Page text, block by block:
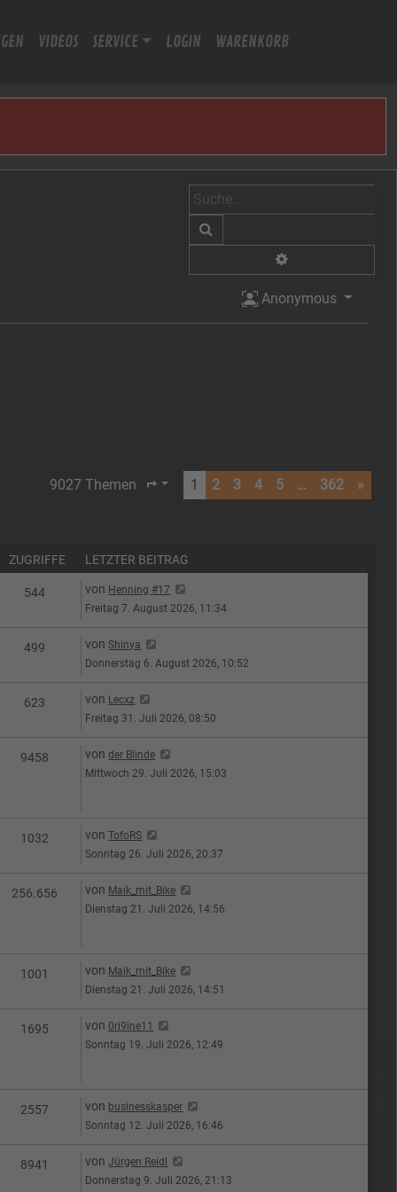
VIDEOS SERVICE LOGIN WARENKORB
Anonymous
9027 Themen Seite von362
1 2 3 4 5 … 362 »
ZUGRIFFE LETZTER BEITRAG
544ZugriffeLetzter Beitrag
von Henning #17
Freitag 7. August 2026, 11:34
499 ZugriffeLetzter Beitrag
von Shinya
Donnerstag 6. August 2026, 10:52
623 ZugriffeLetzter Beitrag
von Lecxz
Freitag 31. Juli 2026, 08:50
9458 ZugriffeLetzter Beitrag
vonder Blinde
Mittwoch 29. Juli 2026, 15:03
1032 ZugriffeLetzter Beitrag
vonTofoRS
Sonntag 26. Juli 2026, 20:37
256.656 ZugriffeLetzter Beitrag
von Maik_mit_Bike
Dienstag 21. Juli 2026, 14:56
1001 ZugriffeLetzter Beitrag
von Maik_mit_Bike
Dienstag 21. Juli 2026, 14:51
1695 ZugriffeLetzter Beitrag
von 0ri9ine11
Sonntag 19. Juli 2026, 12:49
2557 ZugriffeLetzter Beitrag
von businesskasper
Sonntag 12. Juli 2026, 16:46
8941 ZugriffeLetzter Beitrag
vonJürgen Reidl
Donnerstag 9. Juli 2026, 21:13